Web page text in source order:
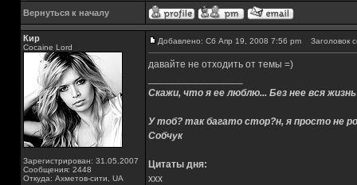
Вернуться к началу
Кир
Cocaine Lord
Зарегистрирован: 31.05.2007
Сообщения: 2448
Откуда: Ахметов-сити, UA
Добавлено: Сб Апр 19, 2008 7:56 pm Заголовок
давайте не отходить от темы =)
Скажи, что я ее люблю... Без нее вся
У тоб? так багато стор?н, я просто не
Собчук
Цитаты дня:
xxx